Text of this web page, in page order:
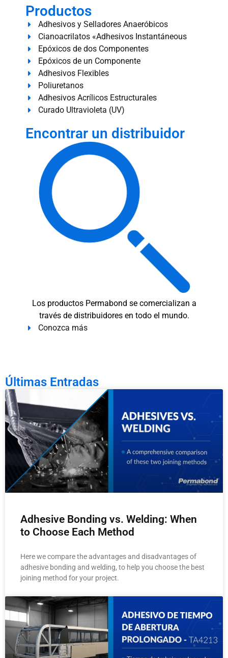
Productos
Adhesivos y Selladores Anaeróbicos
Cianoacrilatos «Adhesivos Instantáneous
Epóxicos de dos Componentes
Epóxicos de un Componente
Adhesivos Flexibles
Poliuretanos
Adhesivos Acrílicos Estructurales
Curado Ultravioleta (UV)
Encontrar un distribuidor
Los productos Permabond se comercializan a
través de distribuidores en todo el mundo.
Conozca más
Últimas Entradas
Adhesive Bonding vs. Welding: When
to Choose Each Method
Here we compare the advantages and disadvantages of
adhesive bonding and welding, to help you choose the best
joining method for your project.